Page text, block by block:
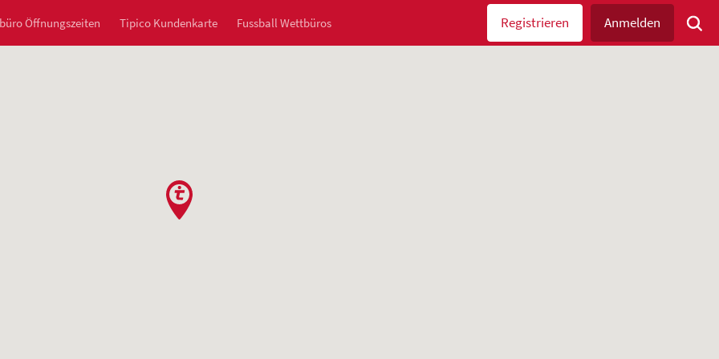
Öffnungszeiten Tipico Kundenkarte Fussball Wettbüros Registrieren Anmelden